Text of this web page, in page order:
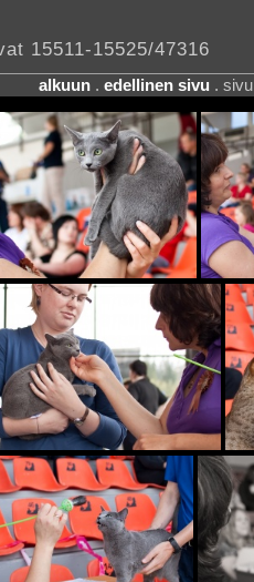
15511-15525/47316
alkuun . edellinen sivu .